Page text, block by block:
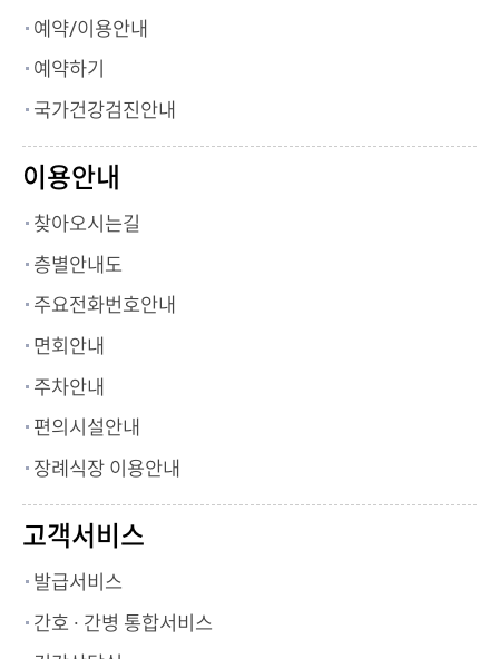
예약/이용안내
예약하기
국가건강검진안내
이용안내
찾아오시는길
층별안내도
주요전화번호안내
면회안내
주차안내
편의시설안내
장례식장 이용안내
고객서비스
발급서비스
간호 · 간병 통합서비스